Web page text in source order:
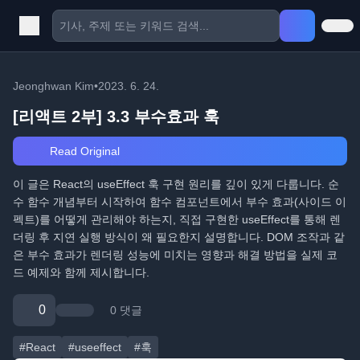
Jeonghwan Kim•2023. 6. 24.
[리액트 2부] 3.3 부수효과 훅
Read Original
이 글은 React의 useEffect 훅 구현 원리를 깊이 있게 다룹니다. 순
수 함수 개념부터 시작하여 함수 컴포넌트에서 부수 효과(사이드 이
펙트)를 어떻게 관리해야 하는지, 직접 구현한 useEffect를 통해 렌
더링 후 지연 실행 방식이 왜 필요한지 설명합니다. DOM 조작과 같
은 부수 효과가 렌더링 성능에 미치는 영향과 해결 방법을 실제 코
드 예제와 함께 제시합니다.
0 0 댓글
#React #useeffect #훅